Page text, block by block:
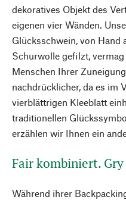
dekoratives Objekt des
eigenen vier Wänden.
Glücksschwein, von Hand
Schurwolle gefilzt,
Menschen Ihrer
nachdrücklicher, da es im
vierblättrigen Kleeblatt
traditionellen
erzählen wir Ihnen ein
Fair kombiniert.
Während ihrer